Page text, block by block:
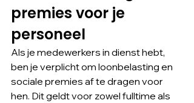
premies voor je
personeel
Als je medewerkers in dienst hebt,
ben je verplicht om loonbelasting en
sociale premies af te dragen voor
hen. Dit geldt voor zowel fulltime als